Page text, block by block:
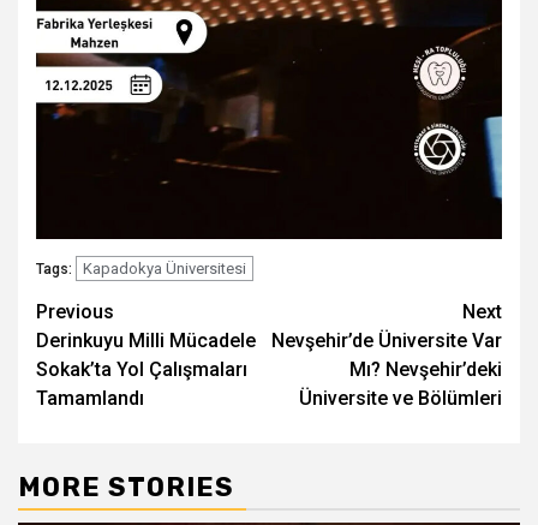
Tags: Kapadokya Üniversitesi
Post
navigation
Previous
Derinkuyu Milli Mücadele
Sokak’ta Yol Çalışmaları
Tamamlandı
Next
Nevşehir’de Üniversite Var
Mı? Nevşehir’deki
Üniversite ve Bölümleri
MORE STORIES